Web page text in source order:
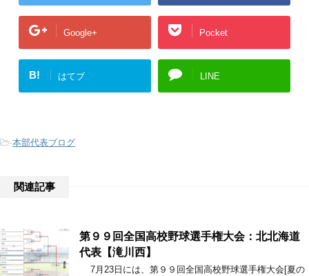
Google+ Pocket
B! はてブ LINE
-本部代表ブログ
関連記事
第９９回全国高校野球選手権大会：北北海道
代表【滝川西】
7月23日には、第９９回全国高校野球選手権大会[夏の